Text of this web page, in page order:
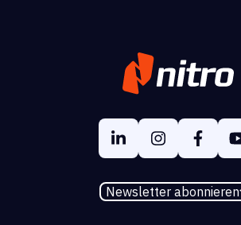
Newsletter abonnieren